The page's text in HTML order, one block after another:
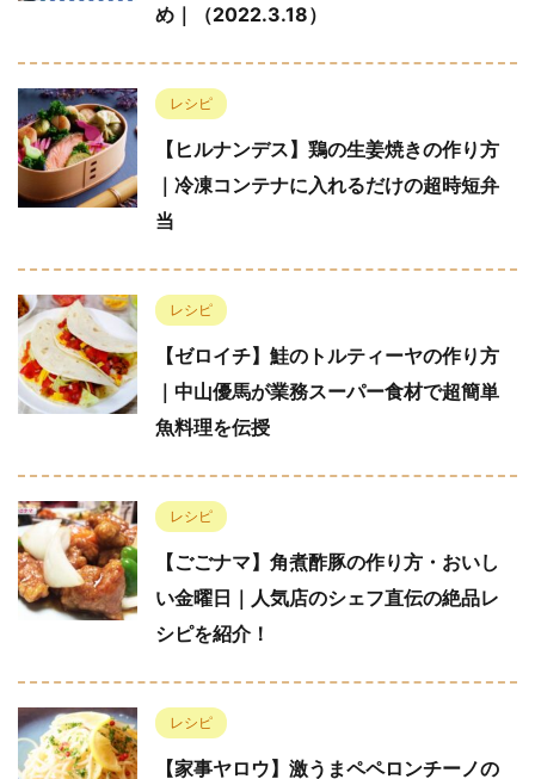
め｜（2022.3.18）
レシピ
【ヒルナンデス】鶏の生姜焼きの作り方
｜冷凍コンテナに入れるだけの超時短弁
当
レシピ
【ゼロイチ】鮭のトルティーヤの作り方
｜中山優馬が業務スーパー食材で超簡単
魚料理を伝授
レシピ
【ごごナマ】角煮酢豚の作り方・おいし
い金曜日｜人気店のシェフ直伝の絶品レ
シピを紹介！
レシピ
【家事ヤロウ】激うまペペロンチーノの